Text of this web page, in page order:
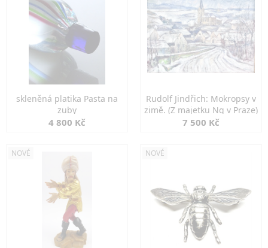
skleněná platika Pasta na
zuby
4 800 Kč
Rudolf Jindřich: Mokropsy v
zimě. (Z majetku Ng v Praze)
7 500 Kč
NOVÉ NOVÉ